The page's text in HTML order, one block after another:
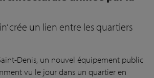
crée un lien entre les quartiers
Denis, un nouvel équipement public
vu le jour dans un quartier en